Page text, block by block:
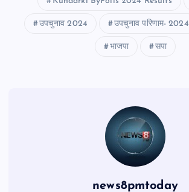
उपचुनाव 2024 उपचुनाव परिणाम- 2024
भाजपा सपा
news8pmtoday